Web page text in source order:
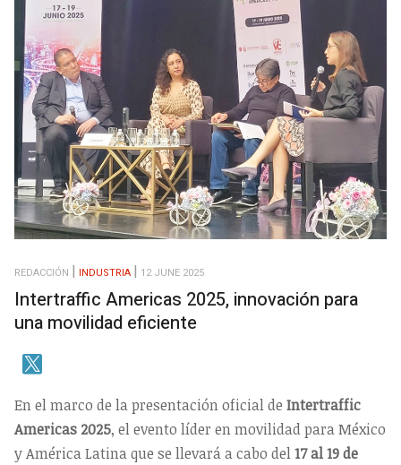
REDACCIÓN INDUSTRIA 12 JUNE 2025
Intertraffic Americas 2025, innovación para
una movilidad eficiente
En el marco de la presentación oficial de Intertraffic
Americas 2025, el evento líder en movilidad para México
y América Latina que se llevará a cabo del17 al 19 de